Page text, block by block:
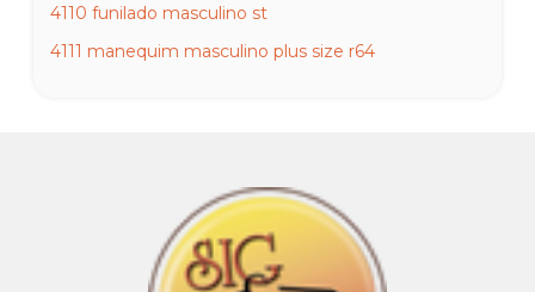
4110 funilado masculino st
4111 manequim masculino plus size r64
4115 pernão masculino adão
4116 pernão masculino rambo
4117 expositor calça masculinok51